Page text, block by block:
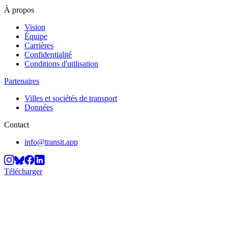
À propos
Vision
Équipe
Carrières
Confidentialité
Conditions d'utilisation
Partenaires
Villes et sociétés de transport
Données
Contact
info@transit.app
Télécharger